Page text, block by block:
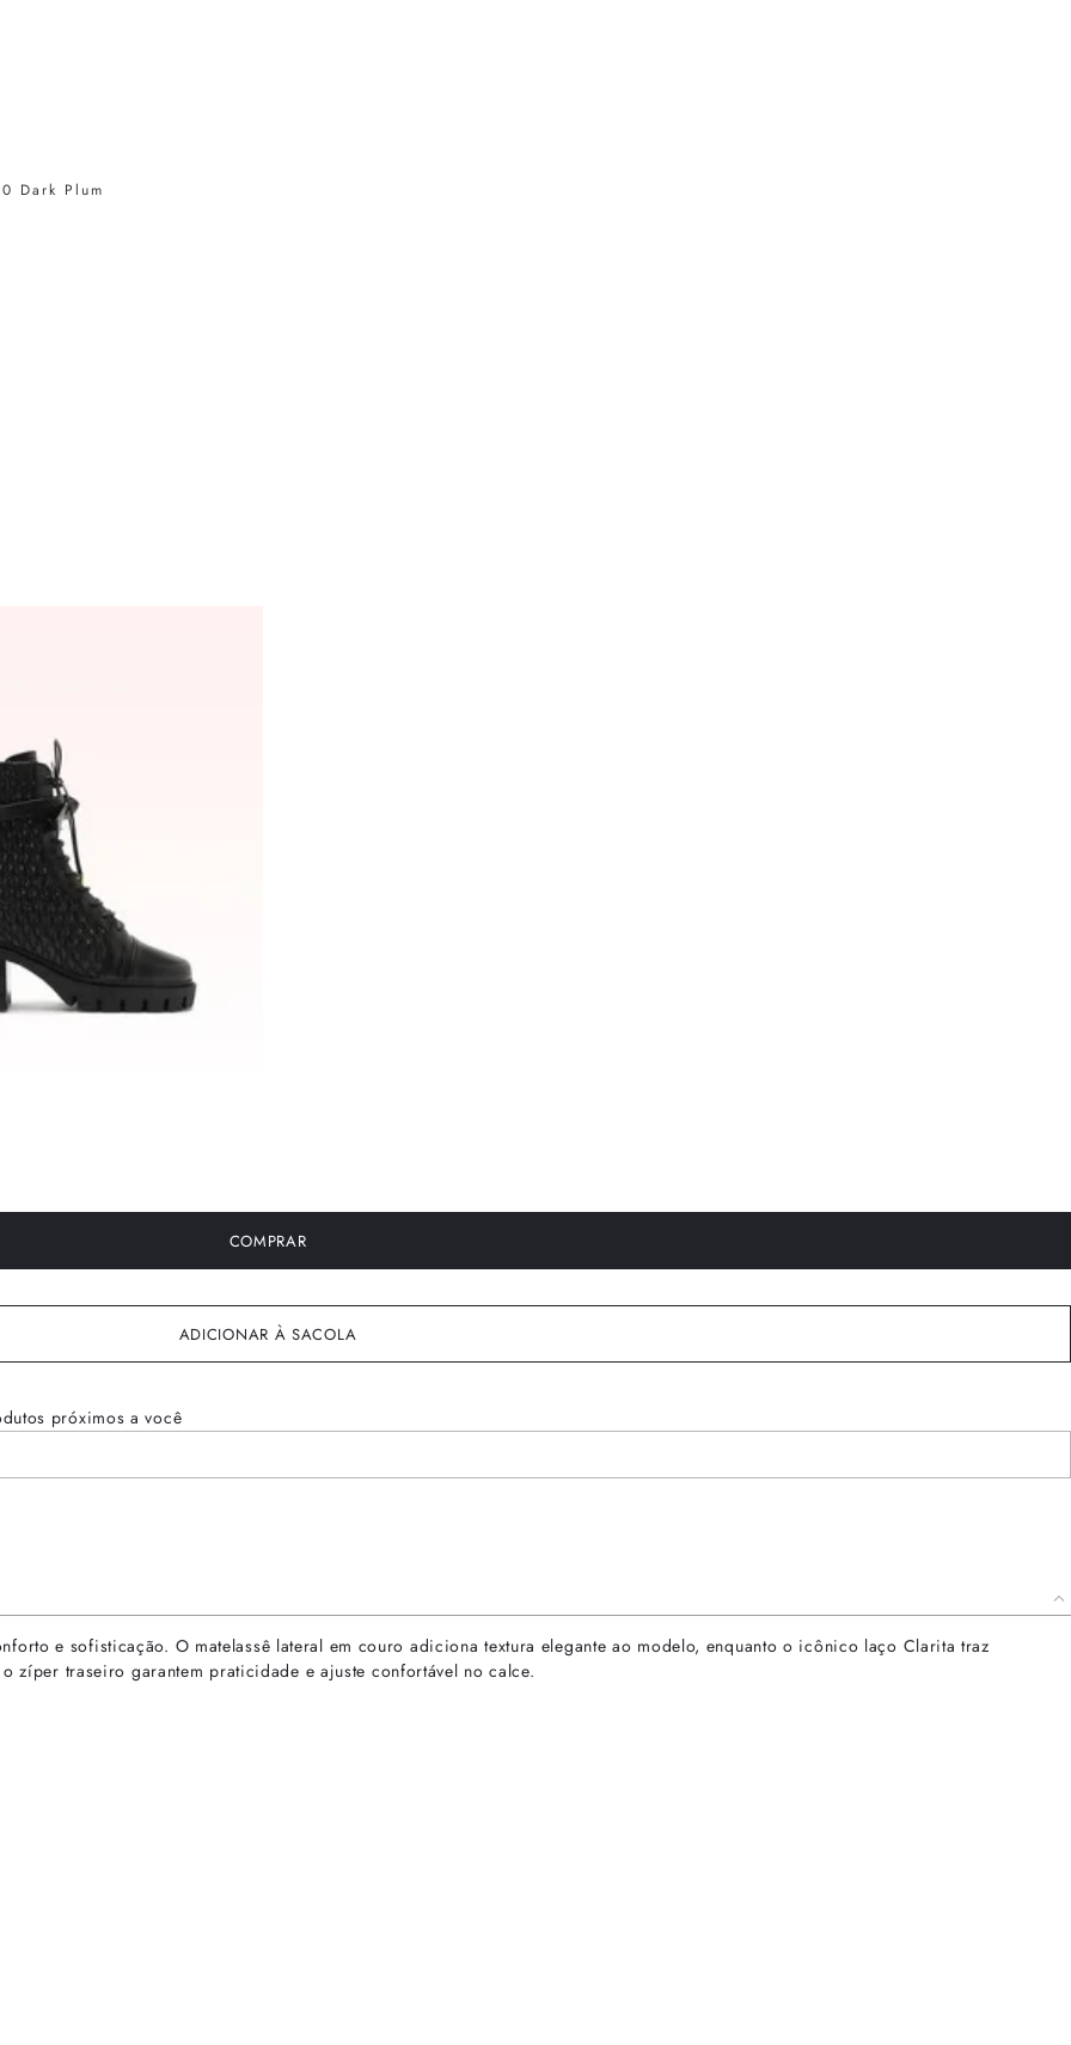
Dark Plum
COMPRAR
ADICIONAR À SACOLA
próximos a você
e sofisticação. O matelassê lateral em couro adiciona textura elegante ao modelo, enquanto o icônico laço Clarita traz
traseiro garantem praticidade e ajuste confortável no calce.